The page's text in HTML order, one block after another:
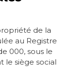
de la
au Registre
000, sous le
le siège social